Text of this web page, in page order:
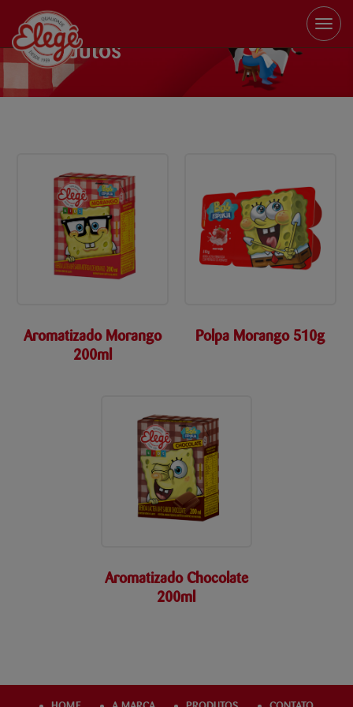
Toggle
Produtos
Aromatizado Morango
200ml
Polpa Morango 510g
Aromatizado Chocolate
200ml